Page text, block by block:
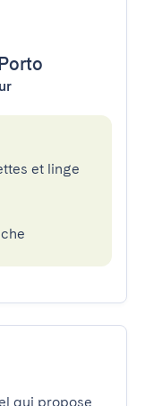
et linge
qui propose